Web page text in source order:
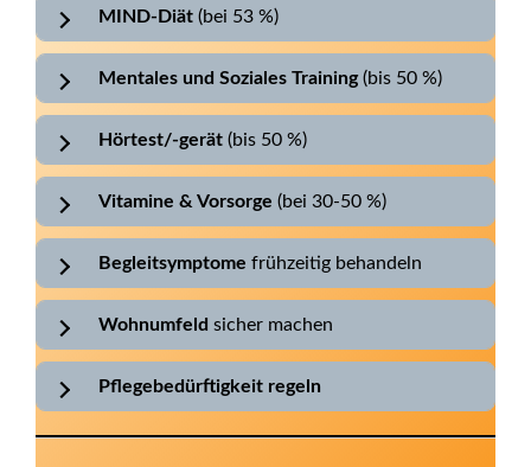
MIND-Diät (bei 53 %)
Mentales und Soziales Training(bis 50 %)
Hörtest/-gerät (bis 50 %)
Vitamine & Vorsorge (bei 30-50 %)
Begleitsymptome frühzeitig behandeln
Wohnumfeld sicher machen
Pflegebedürftigkeit regeln